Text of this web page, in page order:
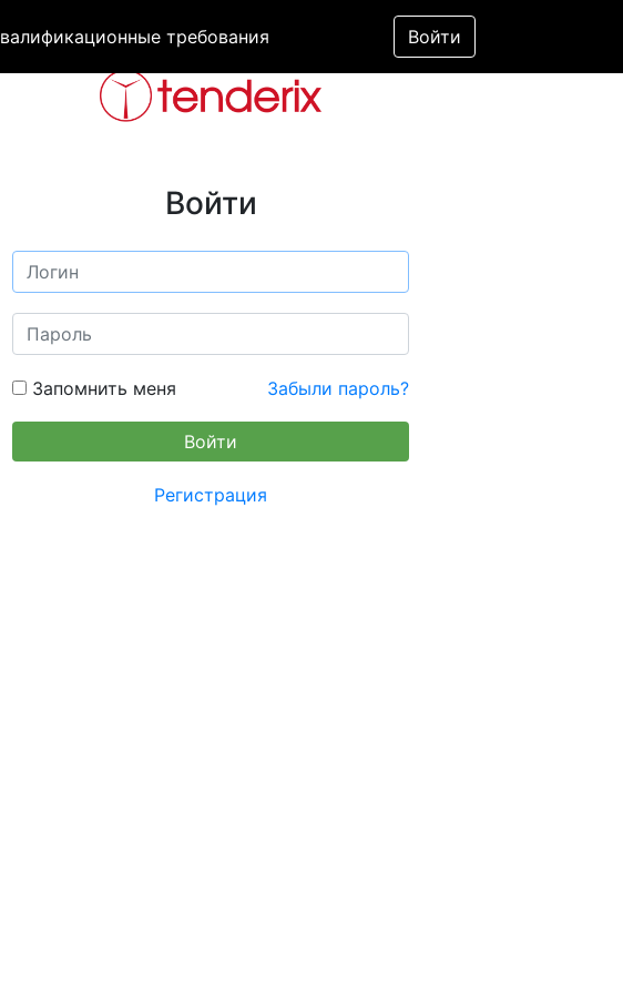
требования Войти
Войти
Запомнить меня Забыли пароль?
Регистрация